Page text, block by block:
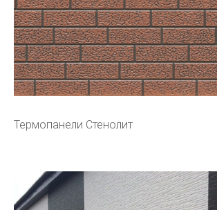
Термопанели Стенолит